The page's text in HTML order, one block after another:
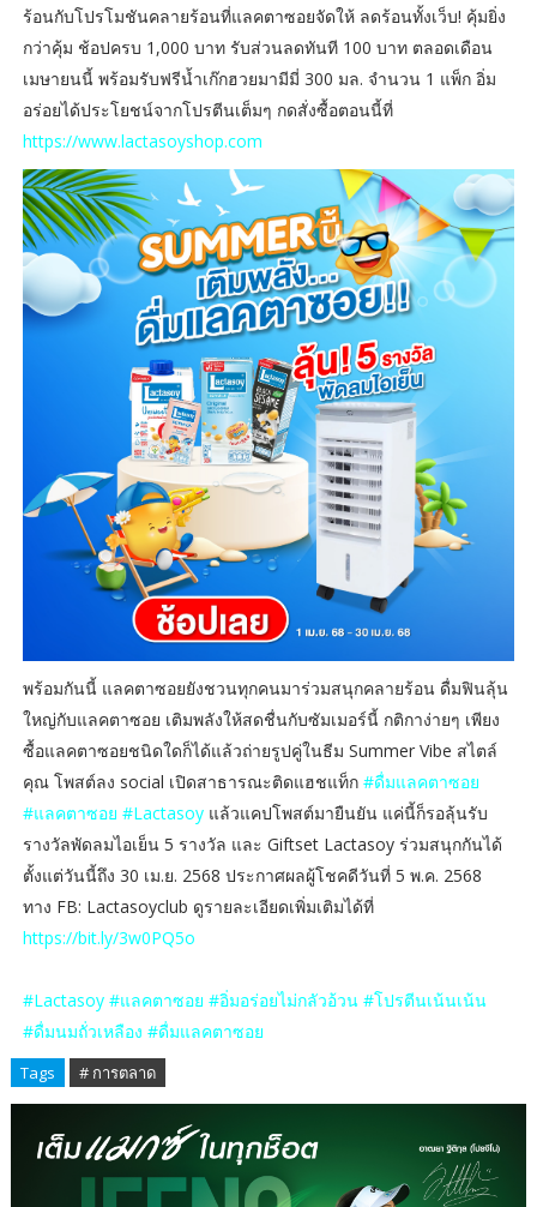
ร้อนกับโปรโมชันคลายร้อนที่แลคตาซอยจัดให้ ลดร้อนทั้งเว็บ! คุ้มยิ่ง
กว่าคุ้ม ช้อปครบ 1,000 บาท รับส่วนลดทันที 100 บาท ตลอดเดือน
เมษายนนี้ พร้อมรับฟรีน้ำเก๊กฮวยมามีมี่ 300 มล. จำนวน 1 แพ็ก อิ่ม
อร่อยได้ประโยชน์จากโปรตีนเต็มๆ กดสั่งซื้อตอนนี้ที่
https://www.lactasoyshop.com
พร้อมกันนี้ แลคตาซอยยังชวนทุกคนมาร่วมสนุกคลายร้อน ดื่มฟินลุ้น
ใหญ่กับแลคตาซอย เติมพลังให้สดชื่นกับซัมเมอร์นี้ กติกาง่ายๆ เพียง
ซื้อแลคตาซอยชนิดใดก็ได้แล้วถ่ายรูปคู่ในธีม Summer Vibe สไตล์
คุณ โพสต์ลง social เปิดสาธารณะติดแฮชแท็ก #ดื่มแลคตาซอย
#แลคตาซอย #Lactasoyแล้วแคปโพสต์มายืนยัน แค่นี้ก็รอลุ้นรับ
รางวัลพัดลมไอเย็น 5 รางวัล และ Giftset Lactasoy ร่วมสนุกกันได้
ตั้งแต่วันนี้ถึง 30 เม.ย. 2568 ประกาศผลผู้โชคดีวันที่ 5 พ.ค. 2568
ทาง FB: Lactasoyclub ดูรายละเอียดเพิ่มเติมได้ที่
https://bit.ly/3w0PQ5o
#Lactasoy #แลคตาซอย #อิ่มอร่อยไม่กลัวอ้วน #โปรตีนเน้นเน้น
#ดื่มนมถั่วเหลือง #ดื่มแลคตาซอย
Tags # การตลาด